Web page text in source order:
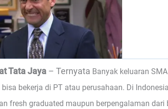
Tata Jaya – Ternyata Banyak keluaran
bekerja di PT atau perusahaan. Di
fresh graduated maupun berpengalaman